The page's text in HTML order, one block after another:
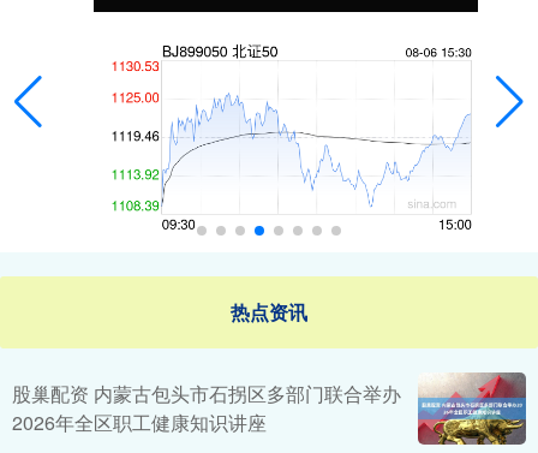
热点资讯
股巢配资 内蒙古包头市石拐区多部门联合举办
2026年全区职工健康知识讲座